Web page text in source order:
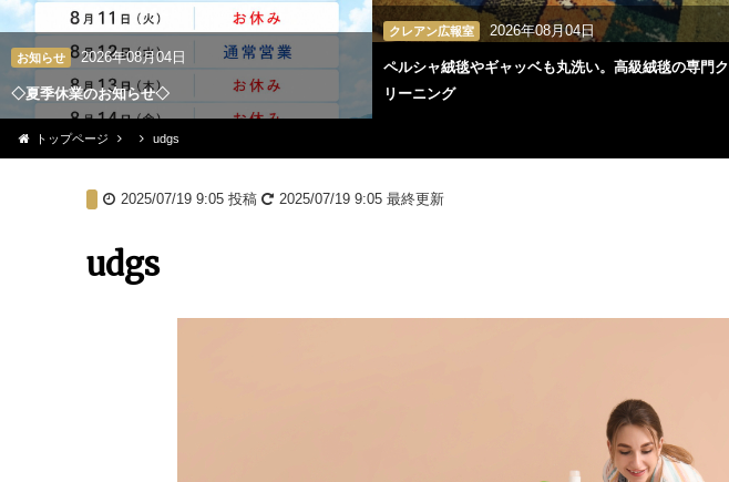
お知らせ 2026年08月04日
◇夏季休業のお知らせ◇
クレアン広報室 2026年08月04日
ペルシャ絨毯やギャッベも丸洗い。高級絨毯の専門ク
リーニング
トップページ udgs
2025/07/19 9:05投稿 2025/07/19 9:05最終更新
udgs